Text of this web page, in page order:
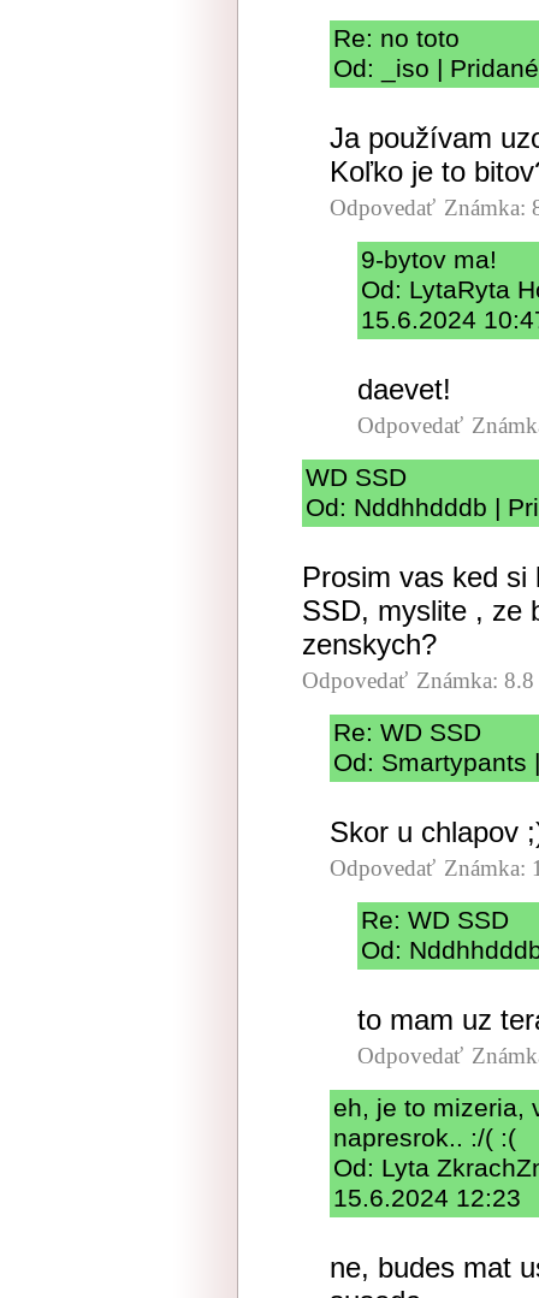
Re: no toto
Od: _iso |
Ja používam
Koľko je to
Odpovedať Známka:
9-bytov ma!
Od: LytaRyta
15.6.2024
daevet!
Odpovedať
WD SSD
Od: Nddhhdddb |
Prosim vas ked si
SSD, myslite , ze
zenskych?
Odpovedať Známka: 8.8
Re: WD SSD
Od: Smartypants
Skor u chlapov
Odpovedať Známka:
Re: WD SSD
Od:
to mam uz
Odpovedať
eh, je to mizeria,
napresrok.. :/( :(
Od: Lyta
15.6.2024 12:23
ne, budes mat